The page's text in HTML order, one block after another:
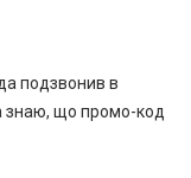
подзвонив в
знаю, що промо-код